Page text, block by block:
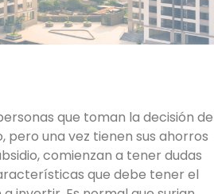
que toman la decisión de
una vez tienen sus ahorros
comienzan a tener dudas
que debe tener el